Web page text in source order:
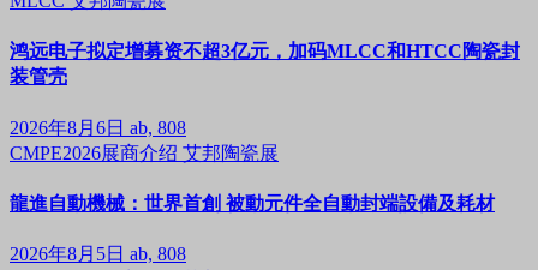
鸿远电子拟定增募资不超3亿元，加码MLCC和HTCC陶瓷封
装管壳
2026年8月6日 ab, 808
CMPE2026展商介绍 艾邦陶瓷展
龍進自動機械：世界首創 被動元件全自動封端設備及耗材
2026年8月5日 ab, 808